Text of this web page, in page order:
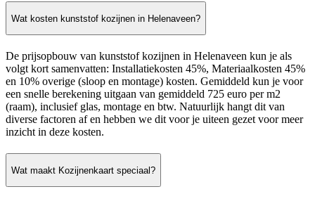
Wat kosten kunststof kozijnen in Helenaveen?
De prijsopbouw van kunststof kozijnen in Helenaveen kun je als
volgt kort samenvatten: Installatiekosten 45%, Materiaalkosten 45%
en 10% overige (sloop en montage) kosten. Gemiddeld kun je voor
een snelle berekening uitgaan van gemiddeld 725 euro per m2
(raam), inclusief glas, montage en btw. Natuurlijk hangt dit van
diverse factoren af en hebben we dit voor je uiteen gezet voor meer
inzicht in deze kosten.
Wat maakt Kozijnenkaart speciaal?